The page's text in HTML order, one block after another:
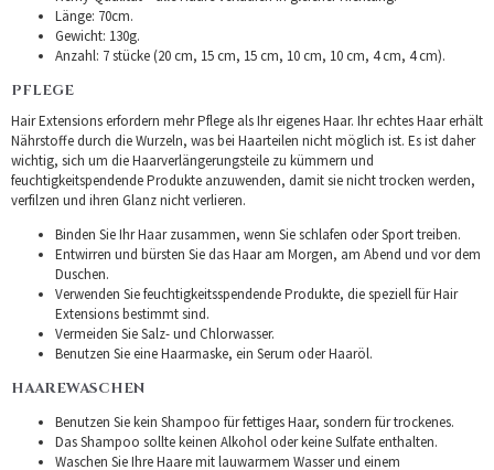
Länge: 70cm.
Gewicht: 130g.
Anzahl: 7 stücke (20 cm, 15 cm, 15 cm, 10 cm, 10 cm, 4 cm, 4 cm).
PFLEGE
Hair Extensions erfordern mehr Pflege als Ihr eigenes Haar. Ihr echtes Haar erhält
Nährstoffe durch die Wurzeln, was bei Haarteilen nicht möglich ist. Es ist daher
wichtig, sich um die Haarverlängerungsteile zu kümmern und
feuchtigkeitspendende Produkte anzuwenden, damit sie nicht trocken werden,
verfilzen und ihren Glanz nicht verlieren.
Binden Sie Ihr Haar zusammen, wenn Sie schlafen oder Sport treiben.
Entwirren und bürsten Sie das Haar am Morgen, am Abend und vor dem
Duschen.
Verwenden Sie feuchtigkeitsspendende Produkte, die speziell für Hair
Extensions bestimmt sind.
Vermeiden Sie Salz- und Chlorwasser.
Benutzen Sie eine Haarmaske, ein Serum oder Haaröl.
HAAREWASCHEN
Benutzen Sie kein Shampoo für fettiges Haar, sondern für trockenes.
Das Shampoo sollte keinen Alkohol oder keine Sulfate enthalten.
Waschen Sie Ihre Haare mit lauwarmem Wasser und einem